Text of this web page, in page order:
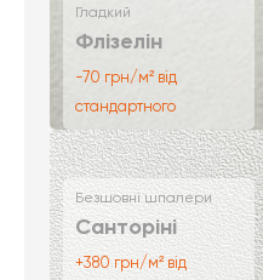
Гладкий
Флізелін
-70 грн/м² від
стандартного
Безшовні шпалери
Санторіні
+380 грн/м² від